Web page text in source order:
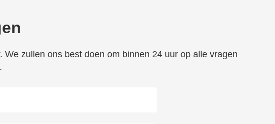
zullen ons best doen om binnen 24 uur op alle vragen